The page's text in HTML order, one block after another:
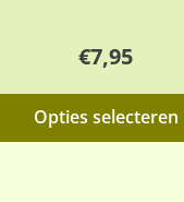
€7,95
Opties selecteren